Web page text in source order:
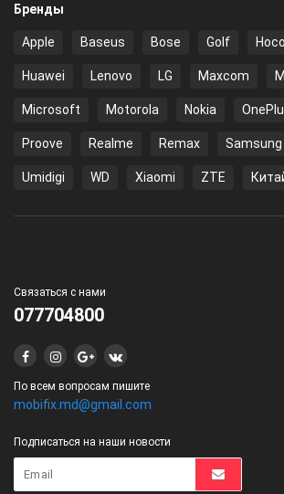
Бренды
Apple Baseus Bose Golf Hoco
Huawei Lenovo LG Maxcom
Microsoft Motorola Nokia
Proove Realme Remax Samsung
Umidigi WD Xiaomi ZTE
Связаться с нами
077704800
По всем вопросам пишите
mobifix.md@gmail.com
Подписаться на наши новости